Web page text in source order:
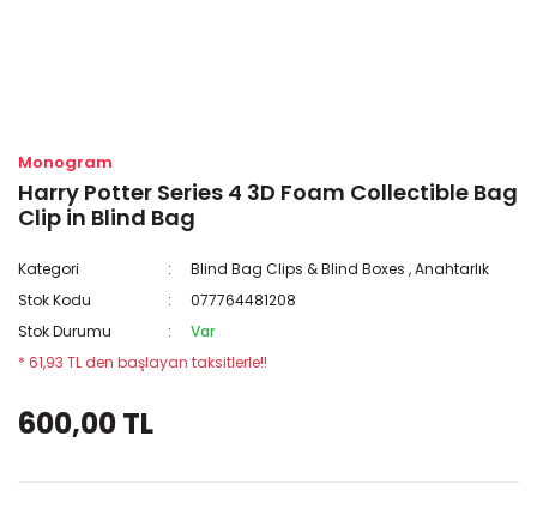
Monogram
Harry Potter Series 4 3D Foam Collectible Bag
Clip in Blind Bag
Kategori Blind Bag Clips & Blind Boxes ,Anahtarlık
Stok Kodu
077764481208
Stok Durumu
Var
* 61,93 TL den başlayan taksitlerle!!
600,00 TL